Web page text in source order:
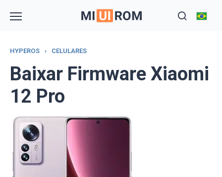
HYPEROS › CELULARES
Baixar Firmware Xiaomi
12 Pro